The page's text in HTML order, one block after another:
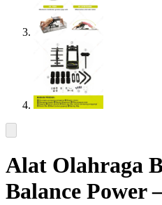
Alat Olahraga
Balance Power